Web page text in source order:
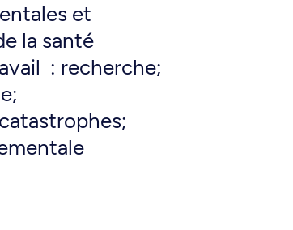
et
la santé
: recherche;